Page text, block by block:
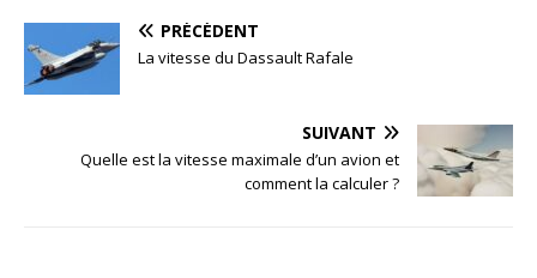
PRÉCÉDENT
La vitesse du Dassault Rafale
SUIVANT
Quelle est la vitesse maximale d’un avion et
comment la calculer ?